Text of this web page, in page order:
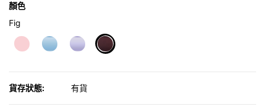
顏色
Fig
貨存狀態: 有貨